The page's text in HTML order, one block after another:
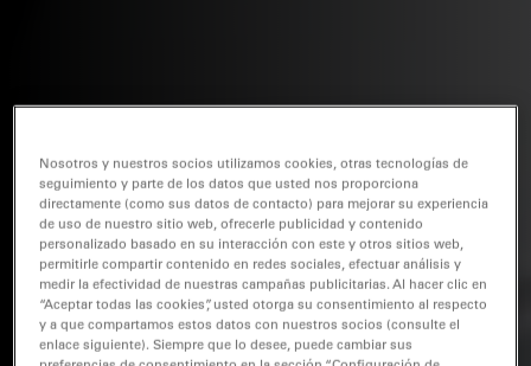
Nosotros y nuestros socios utilizamos cookies, otras tecnologías de
seguimiento y parte de los datos que usted nos proporciona
directamente (como sus datos de contacto) para mejorar su experiencia
de uso de nuestro sitio web, ofrecerle publicidad y contenido
personalizado basado en su interacción con este y otros sitios web,
permitirle compartir contenido en redes sociales, efectuar análisis y
medir la efectividad de nuestras campañas publicitarias. Al hacer clic en
“Aceptar todas las cookies”, usted otorga su consentimiento al respecto
y a que compartamos estos datos con nuestros socios (consulte el
enlace siguiente). Siempre que lo desee, puede cambiar sus